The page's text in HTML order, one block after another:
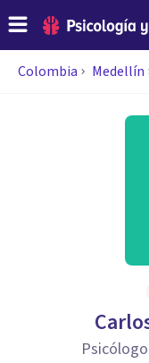
Colombia Medellín